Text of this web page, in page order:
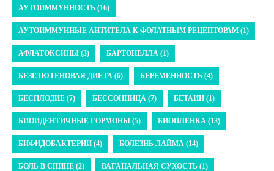
АУТОИММУННОСТЬ (16)
АУТОИММУННЫЕ АНТИТЕЛА К ФОЛАТНЫМ РЕЦЕПТОРАМ (1)
АФЛАТОКСИНЫ (3) БАРТОНЕЛЛА (1)
БЕЗГЛЮТЕНОВАЯ ДИЕТА (6) БЕРЕМЕННОСТЬ (4)
БЕСПЛОДИЕ (7) БЕССОННИЦА (7) БЕТАИН (1)
БИОИДЕНТИЧНЫЕ ГОРМОНЫ (5) БИОПЛЕНКА (13)
БИФИДОБАКТЕРИИ (4) БОЛЕЗНЬ ЛАЙМА (14)
БОЛЬ В СПИНЕ (2) ВАГАНАЛЬНАЯ СУХОСТЬ (1)